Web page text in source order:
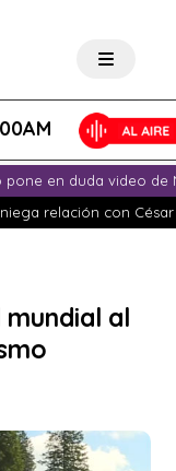
pone en duda video de
relación con
mundial al